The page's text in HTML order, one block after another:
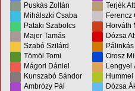
Puskás Zoltán
Terjék
Mihálszki Csaba
Ferencz
Pataki Szabolcs
Horváth
Majer Tamás
Dózsa
Szabó Szilárd
Tömöl Tomi
Orosz
Mágori Dániel
Lengyel
Kunszabó Sándor
Hummel
Ambrózy Pál
Dózsa